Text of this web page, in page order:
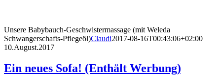
Unsere Babybauch-Geschwistermassage (mit Weleda
Schwangerschafts-Pflegeöl)Claudi2017-08-16T00:43:06+02:00
10.August.2017
Ein neues Sofa! (Enthält Werbung)